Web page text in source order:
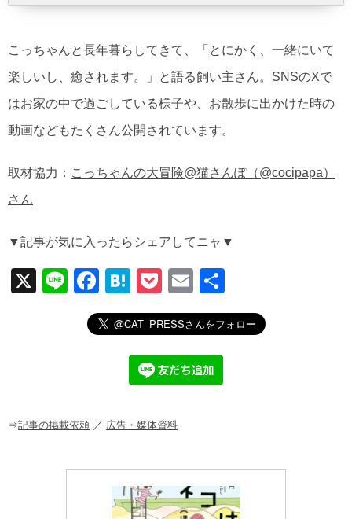
こっちゃんと長年暮らしてきて、「とにかく、一緒にいて
楽しいし、癒されます。」と語る飼い主さん。SNSのXで
はお家の中で過ごしている様子や、お散歩に出かけた時の
動画などもたくさん公開されています。
取材協力： こっちゃんの大冒険@猫さんぽ（@cocipapa）
さん
▼記事が気に入ったらシェアしてニャ▼
X
Li
F
a
c
o
H
at
e
n
a
P
o
ck
et
E
m
ail
有
⇒記事の掲載依頼 ／ 広告・媒体資料